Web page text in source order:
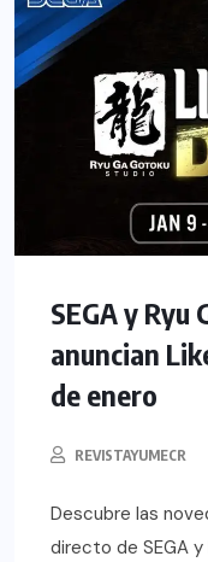
SEGA y Ryu
anuncian
de enero
REVISTAYUMECR
Descubre las
directo de SEGA y